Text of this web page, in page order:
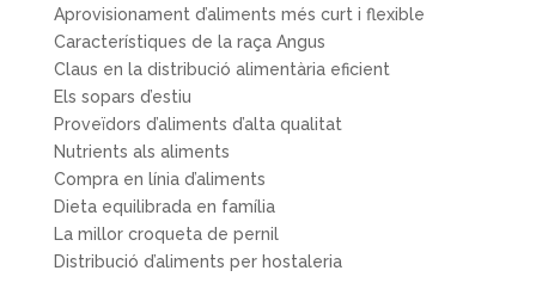
Aprovisionament d’aliments més curt i flexible
Característiques de la raça Angus
Claus en la distribució alimentària eficient
Els sopars d’estiu
Proveïdors d’aliments d’alta qualitat
Nutrients als aliments
Compra en línia d’aliments
Dieta equilibrada en família
La millor croqueta de pernil
Distribució d’aliments per hostaleria